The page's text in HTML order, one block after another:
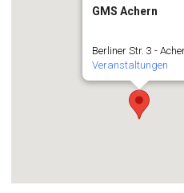
GMS Achern
Berliner Str. 3 -
Veranstaltungen